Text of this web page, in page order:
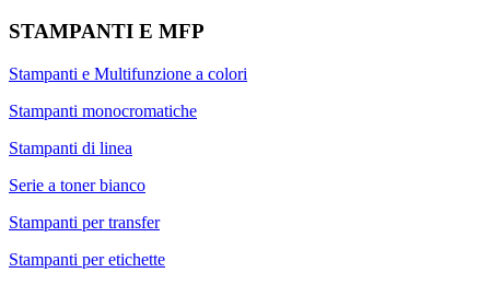
STAMPANTI E MFP
Stampanti e Multifunzione a colori
Stampanti monocromatiche
Stampanti di linea
Serie a toner bianco
Stampanti per transfer
Stampanti per etichette